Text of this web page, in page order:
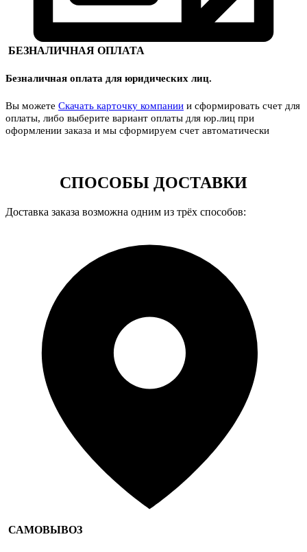
БЕЗНАЛИЧНАЯ ОПЛАТА
Безналичная оплата для юридических лиц.
Вы можете Скачать карточку компании и сформировать счет для
оплаты, либо выберите вариант оплаты для юр.лиц при
оформлении заказа и мы сформируем счет автоматически
СПОСОБЫ ДОСТАВКИ
Доставка заказа возможна одним из трёх способов:
САМОВЫВОЗ